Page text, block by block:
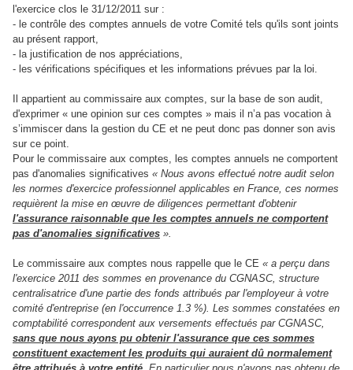
l'exercice clos le 31/12/2011 sur :
- le contrôle des comptes annuels de votre Comité tels qu'ils sont joints
au présent rapport,
- la justification de nos appréciations,
- les vérifications spécifiques et les informations prévues par la loi.
Il appartient au commissaire aux comptes, sur la base de son audit,
d'exprimer « une opinion sur ces comptes » mais il n’a pas vocation à
s’immiscer dans la gestion du CE et ne peut donc pas donner son avis
sur ce point.
Pour le commissaire aux comptes, les comptes annuels ne comportent
pas d'anomalies significatives « Nous avons effectué notre audit selon
les normes d'exercice professionnel applicables en France, ces normes
requièrent la mise en œuvre de diligences permettant d'obtenir
l'assurance raisonnable que les comptes annuels ne comportent
pas d'anomalies significatives ».
Le commissaire aux comptes nous rappelle que le CE « a perçu dans
l'exercice 2011 des sommes en provenance du CGNASC, structure
centralisatrice d'une partie des fonds attribués par l'employeur à votre
comité d'entreprise (en l'occurrence 1.3 %). Les sommes constatées en
comptabilité correspondent aux versements effectués par CGNASC,
sans que nous ayons pu obtenir l'assurance que ces sommes
constituent exactement les produits qui auraient dû normalement